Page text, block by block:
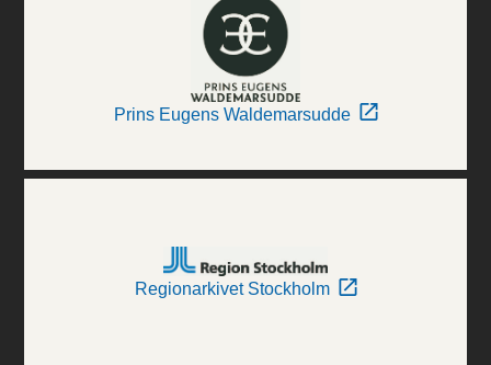
Prins Eugens Waldemarsudde
Regionarkivet Stockholm